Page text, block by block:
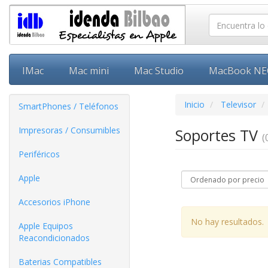
IMac Mac mini Mac Studio MacBook
SmartPhones / Teléfonos
Impresoras / Consumibles
Periféricos
Apple
Accesorios iPhone
Apple Equipos
Reacondicionados
Baterias Compatibles
Inicio Televisor
Soportes TV
No hay resultados.